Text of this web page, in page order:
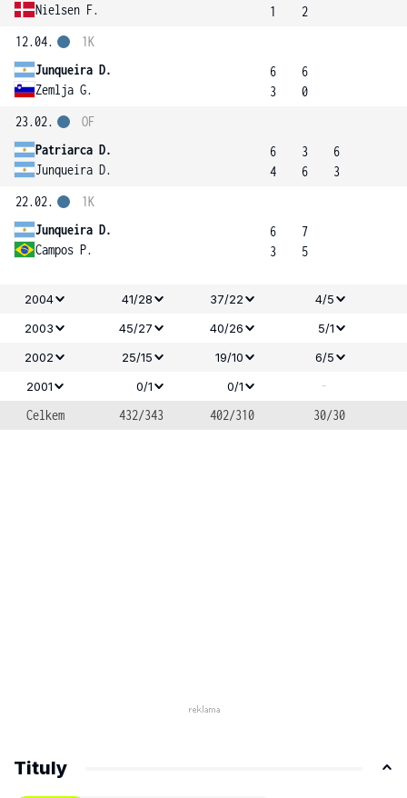
Nielsen F.
1
2
12.04.
Junqueira D.
Zemlja G.
1K
6
3
6
0
23.02.
Patriarca D.
Junqueira D.
OF
6
4
3
6
6
3
22.02.
Junqueira D.
Campos P.
1K
6
3
7
5
2004 41/28 37/22
4/5
2003
45/27 40/26
5/1
2002
25/15 19/10
6/5
2001
0/1 0/1
-
Celkem
432/343 402/310 30/30
Tituly